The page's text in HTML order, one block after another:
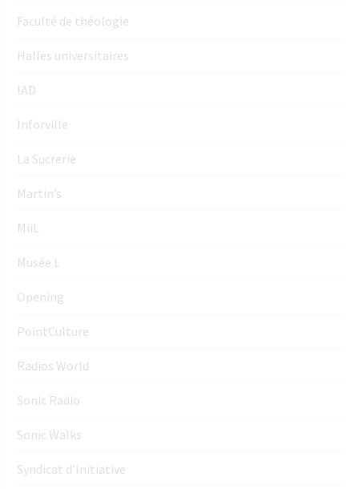
Faculté de théologie
Halles universitaires
IAD
Inforville
La Sucrerie
Martin’s
MiiL
Musée L
Opening
PointCulture
Radios World
Sonic Radio
Sonic Walks
Syndicat d’Initiative